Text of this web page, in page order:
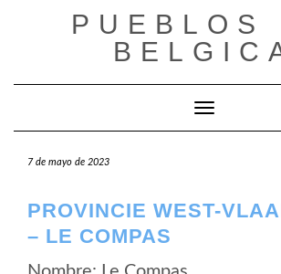
PUEBLOS
Cambiar modo
7 de mayo de 2023
PROVINCIE WEST-
– LE COMPAS